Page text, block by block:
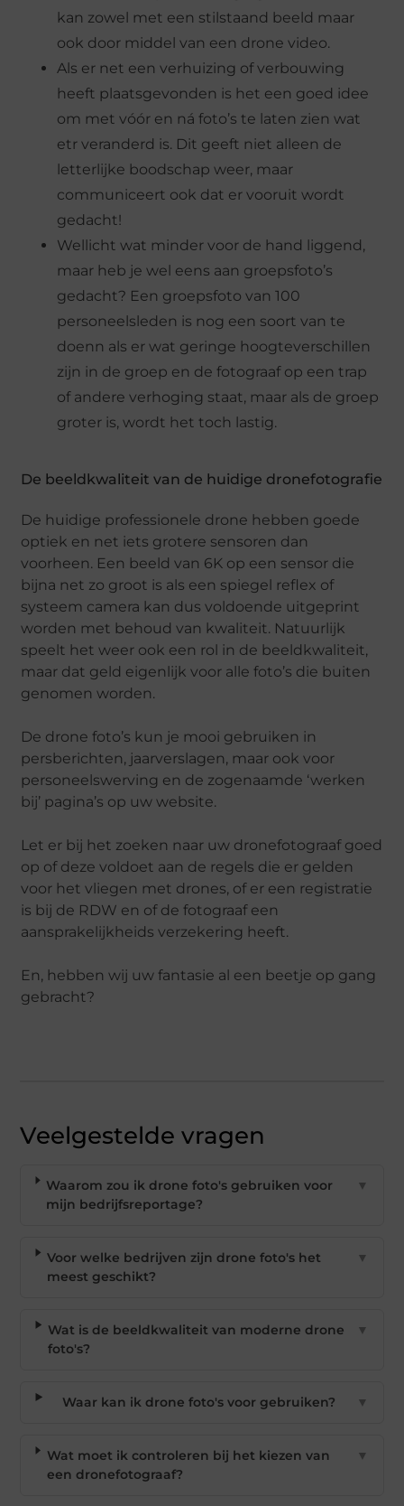
kan zowel met een stilstaand beeld maar
ook door middel van een drone video.
Als er net een verhuizing of verbouwing
heeft plaatsgevonden is het een goed idee
om met vóór en ná foto’s te laten zien wat
etr veranderd is. Dit geeft niet alleen de
letterlijke boodschap weer, maar
communiceert ook dat er vooruit wordt
gedacht!
Wellicht wat minder voor de hand liggend,
maar heb je wel eens aan groepsfoto’s
gedacht? Een groepsfoto van 100
personeelsleden is nog een soort van te
doenn als er wat geringe hoogteverschillen
zijn in de groep en de fotograaf op een trap
of andere verhoging staat, maar als de groep
groter is, wordt het toch lastig.
De beeldkwaliteit van de huidige dronefotografie
De huidige professionele drone hebben goede
optiek en net iets grotere sensoren dan
voorheen. Een beeld van 6K op een sensor die
bijna net zo groot is als een spiegel reflex of
systeem camera kan dus voldoende uitgeprint
worden met behoud van kwaliteit. Natuurlijk
speelt het weer ook een rol in de beeldkwaliteit,
maar dat geld eigenlijk voor alle foto’s die buiten
genomen worden.
De drone foto’s kun je mooi gebruiken in
persberichten, jaarverslagen, maar ook voor
personeelswerving en de zogenaamde ‘werken
bij’ pagina’s op uw website.
Let er bij het zoeken naar uw dronefotograaf goed
op of deze voldoet aan de regels die er gelden
voor het vliegen met drones, of er een registratie
is bij de RDW en of de fotograaf een
aansprakelijkheids verzekering heeft.
En, hebben wij uw fantasie al een beetje op gang
gebracht?
Veelgestelde vragen
Waarom zou ik drone foto's gebruiken voor
mijn bedrijfsreportage?
▼
Voor welke bedrijven zijn drone foto's het
meest geschikt?
▼
Wat is de beeldkwaliteit van moderne drone
foto's?
▼
Waar kan ik drone foto's voor gebruiken? ▼
Wat moet ik controleren bij het kiezen van
een dronefotograaf?
▼